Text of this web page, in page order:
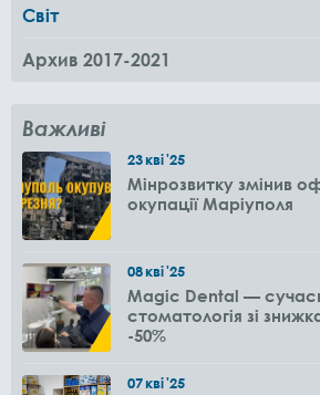
Світ
Архив 2017-2021
Важливі
23кві'25
Мінрозвитку змінив
окупації Маріуполя
08кві'25
Magic Dental —
стоматологія зі
-50%
07кві'25